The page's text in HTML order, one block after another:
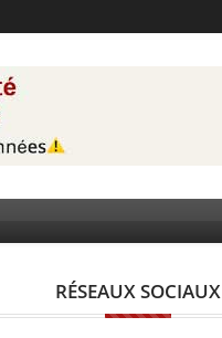
RÉSEAUX SOCIAUX